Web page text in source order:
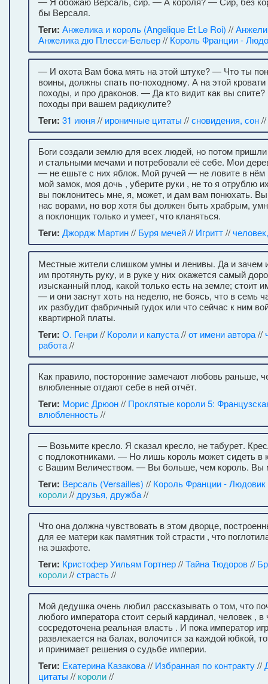
бы Версаля.
Теги: Анжелика и король (Angelique Et Le Roi) //
Анжелика дю Плесси-Бельер// Король Франции -
— И охота Вам бока мять на этой штуке? — Что ты
воины, должны спать по-походному. А на этой
походы, и про драконов. — Да кто видит как вы
походы при вашем радикулите?
Теги: 31 июня // ироничные цитаты //сновидения, сон//
Боги создали землю для всех людей, но потом
и стальными мечами и потребовали её себе. Мои
— не ешьте с них яблок. Мой ручей — не ловите в
мой замок, моя дочь , уберите руки , не то я отрублю
вы поклонитесь мне, я, может, и дам вам понюхать.
нас ворами, но вор хотя бы должен быть храбрым,
а поклонщик только и умеет, что кланяться.
Теги: Джордж Мартин// Буря мечей// Игритт//
Местные жители слишком умны и ленивы. Да и зачем
им протянуть руку, и в руке у них окажется самый
изысканный плод, какой только есть на земле; стоит
— и они заснут хоть на неделю, не боясь, что в семь
их разбудит фабричный гудок или что сейчас к ним
квартирной платы.
Теги: О. Генри// Короли и капуста//от имени автора//
работа//
Как правило, посторонние замечают любовь раньше,
влюбленные отдают себе в ней отчёт.
Теги: Морис Дрюон// Проклятые короли 5:
влюбленность//
— Возьмите кресло. Я сказал кресло, не табурет.
с подлокотниками. — Но лишь король может сидеть в
с Вашим Величеством. — Вы больше, чем король. Вы
Теги: Версаль (Versailles) // Король Франции - Людовик
короли// друзья, дружба//
Что она должна чувствовать в этом дворце,
для ее матери как памятник той страсти , что
на эшафоте.
Теги: Кристофер Уильям Гортнер//Тайна Тюдоров//
короли//страсть//
Мой дедушка очень любил рассказывать о том, что
любого императора стоит серый кардинал, человек , в
сосредоточена реальная власть . И пока император
развлекается на балах, волочится за каждой юбкой,
и принимает решения о судьбе империи.
Теги: Екатерина Казакова// Избранная по контракту//
цитаты // короли//